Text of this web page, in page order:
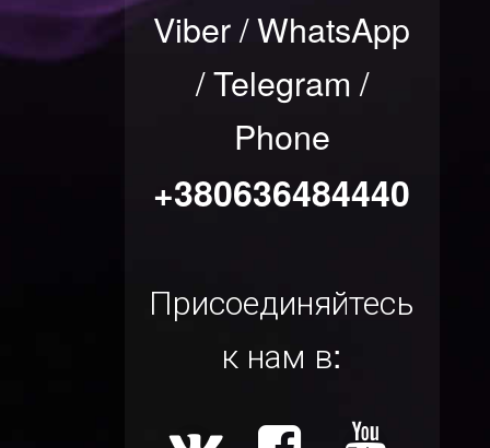
Viber / WhatsApp
/ Telegram /
Phone
+380636484440
Присоединяйтесь
к нам в: